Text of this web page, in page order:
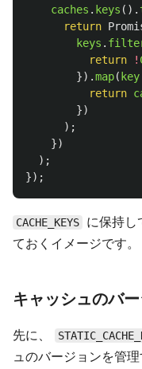
caches . keys ().
return
keys .
return
!
}).map( key
return
})
);
})
);
});
CACHE_KEYS
に保持し
ておくイメージです。
キャッシュのバ
先に、
ュのバージョンを管